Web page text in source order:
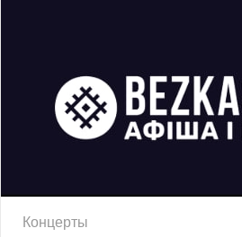
Концерты